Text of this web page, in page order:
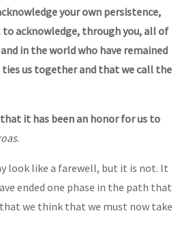
your own persistence,
to acknowledge, through you, all of
in the world who have remained
us together and that we call the
it has been an honor for us to
.
look like a farewell, but it is not. It
ended one phase in the path that
we think that we must now take